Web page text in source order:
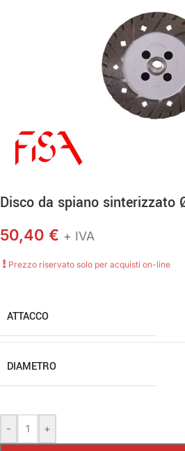
Disco da spiano sinterizzato
50,40 € + IVA
Prezzo riservato solo per acquisti on-line
ATTACCO
DIAMETRO
- +